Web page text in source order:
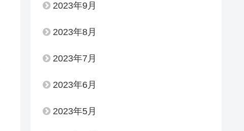
2023年9月
2023年8月
2023年7月
2023年6月
2023年5月